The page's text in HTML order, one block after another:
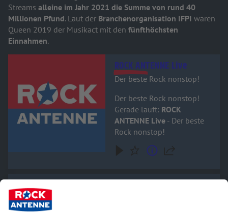
Streams alleine im Jahr 2021 die Summe von rund 40
Millionen Pfund. Laut der Branchenorganisation IFPI waren
Queen 2019 der Musikact mit den fünfthöchsten
Einnahmen.
Audiotitel - ROCK ANTENNE LiveROCK ANTENNE Live
Der beste Rock nonstop!
Der beste Rock nonstop!
Gerade läuft: ROCK
ANTENNE Live - Der beste
Rock nonstop!